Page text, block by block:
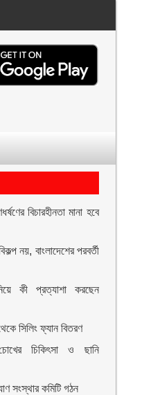
বিচারহীনতা মানা হবে
নয়, বাংলাদেশের পরবর্তী
কী প্রত্যাশা করছেন
সিলিং ফ্যান বিতরণ
চিকিৎসা ও ছানি
সংস্থার কমিটি গঠন